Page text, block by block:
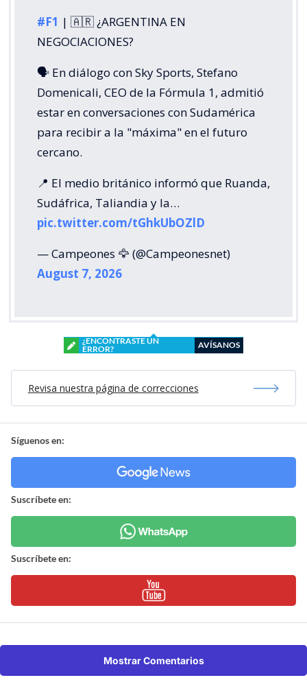
#F1 | 🇦🇷 ¿ARGENTINA EN
NEGOCIACIONES?
🗣️ En diálogo con Sky Sports, Stefano
Domenicali, CEO de la Fórmula 1, admitió
estar en conversaciones con Sudamérica
para recibir a la "máxima" en el futuro
cercano.
📍 El medio británico informó que Ruanda,
Sudáfrica, Taliandia y la…
pic.twitter.com/tGhkUbOZlD
— Campeones 🦅 (@Campeonesnet)
August 7, 2026
¿ENCONTRASTE UN
ERROR?
AVÍSANOS
Revisa nuestra página de correcciones
Síguenos en:
Suscríbete en:
Suscríbete en:
Mostrar Comentarios